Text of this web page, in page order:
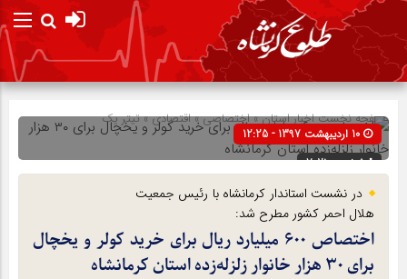
صفحه نخستاخبار استان»اختصاصی»اقتصادی»تیتر یک
شناسه : 7021
در نشست استاندار کرمانشاه با رئیس جمعیت
هلال احمر کشور مطرح شد:
اختصاص ۶۰۰ میلیارد ریال برای خرید کولر و یخچال
برای ۳۰ هزار خانوار زلزله‌زده استان کرمانشاه